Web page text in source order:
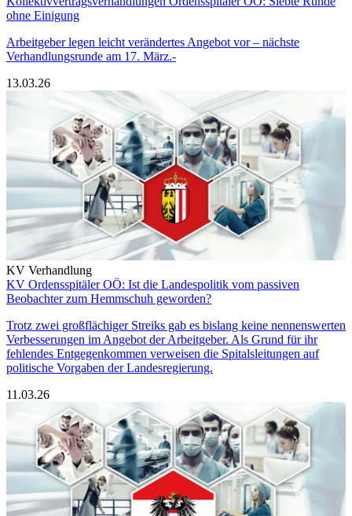
ohne Einigung
Arbeitgeber legen leicht verändertes Angebot vor – nächste
Verhandlungsrunde am 17. März.-
13.03.26
KV Verhandlung
KV Ordensspitäler OÖ: Ist die Landespolitik vom passiven
Beobachter zum Hemmschuh geworden?
Trotz zwei großflächiger Streiks gab es bislang keine nennenswerten
Verbesserungen im Angebot der Arbeitgeber. Als Grund für ihr
fehlendes Entgegenkommen verweisen die Spitalsleitungen auf
politische Vorgaben der Landesregierung.
11.03.26